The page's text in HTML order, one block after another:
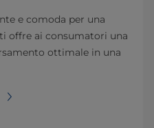
e comoda per una
offre ai consumatori una
ottimale in una